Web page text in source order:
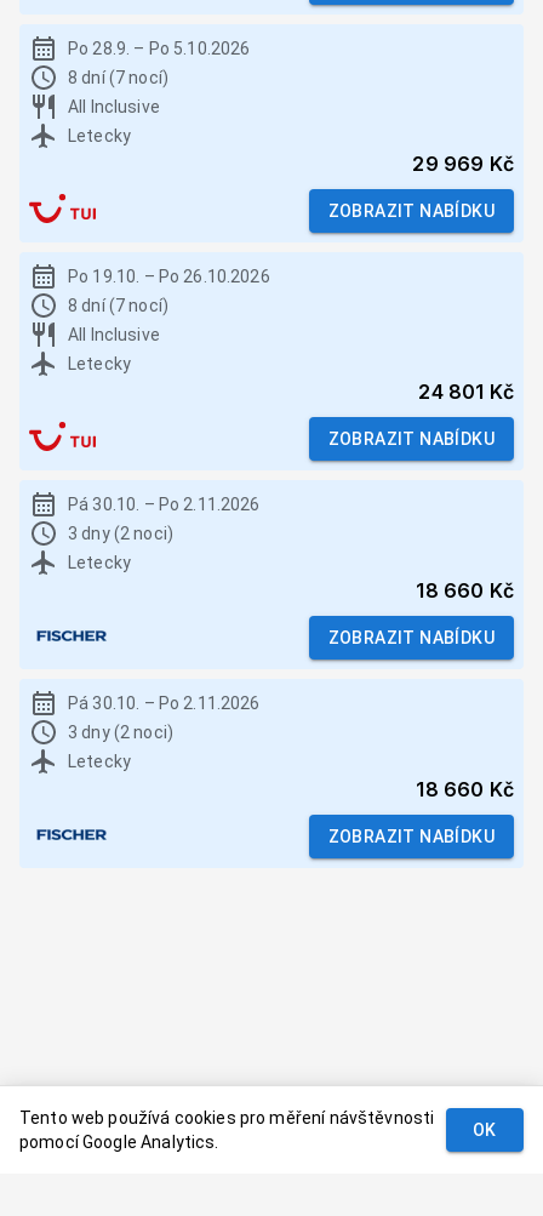
Po 28.9. – Po 5.10.2026
8 dní (7 nocí)
All Inclusive
Letecky
29 969 Kč
ZOBRAZIT NABÍDKU
Po 19.10. – Po 26.10.2026
8 dní (7 nocí)
All Inclusive
Letecky
24 801 Kč
ZOBRAZIT NABÍDKU
Pá 30.10. – Po 2.11.2026
3 dny (2 noci)
Letecky
18 660 Kč
ZOBRAZIT NABÍDKU
Pá 30.10. – Po 2.11.2026
3 dny (2 noci)
Letecky
18 660 Kč
ZOBRAZIT NABÍDKU
Tento web používá cookies pro měření návštěvnosti
pomocí Google Analytics.
OK